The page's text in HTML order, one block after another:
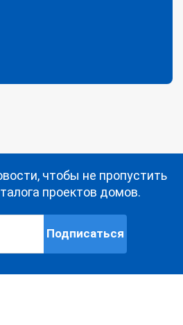
чтобы не пропустить
проектов домов.
Подписаться